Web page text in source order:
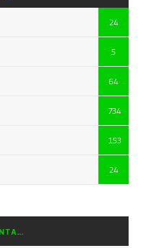
24
5
64
734
153
24